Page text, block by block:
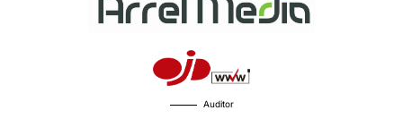
Auditor